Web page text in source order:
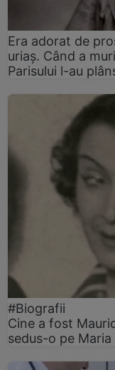
Era adorat de
uriaș. Când a
Parisului l-au
#Biografii
Cine a fost
sedus-o pe Maria